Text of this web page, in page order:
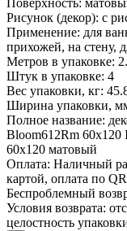
Поверхность:
Рисунок (декор): с
Применение: для
прихожей, на стену,
Метров в упаковке:
Штук в упаковке: 4
Вес упаковки, кг:
Ширина упаковки,
Полное название:
Bloom612Rm 60х120
60х120 матовый
Оплата: Наличный
картой, оплата по
Беспроблемный
Условия возврата:
целостность